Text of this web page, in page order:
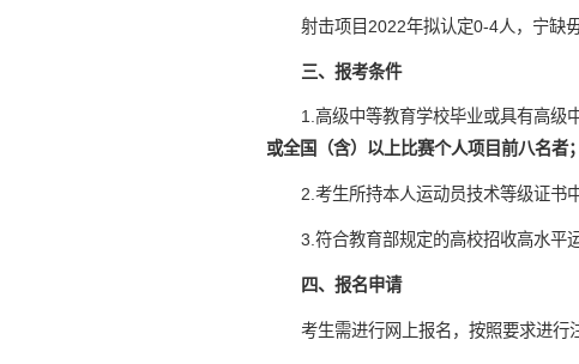
射击项目2022年拟认定0-4人，宁缺毋
三、报考条件
1.高级中等教育学校毕业或具有高级
或全国（含）以上比赛个人项目前八名者；
2.考生所持本人运动员技术等级证书
3.符合教育部规定的高校招收高水平
四、报名申请
考生需进行网上报名，按照要求进行